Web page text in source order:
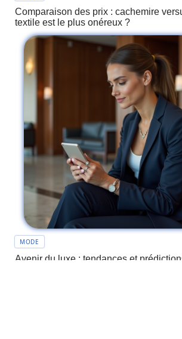
Comparaison des prix : cachemire
textile est le plus onéreux ?
MODE
Avenir du luxe : tendances et